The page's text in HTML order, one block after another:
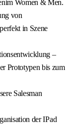
Women & Men.
von
in Szene
–
Prototypen bis zum
Salesman
der IPad